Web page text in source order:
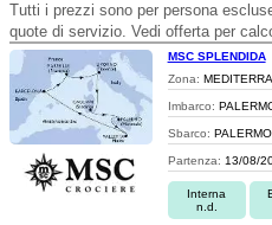
Tutti i prezzi sono per persona
quote di servizio. Vedi offerta per
MSC SPLENDIDA
Zona:
Imbarco:
Sbarco: PALERMO
Partenza: 13/08/
Interna
n.d.